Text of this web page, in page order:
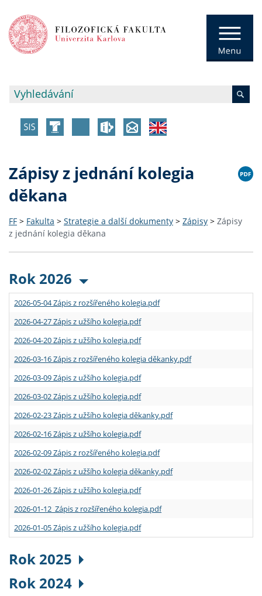
Zápisy z jednání kolegia
děkana
FF > Fakulta > Strategie a další dokumenty > Zápisy > Zápisy
z jednání kolegia děkana
Rok 2026
2026-05-04 Zápis z rozšířeného kolegia.pdf
2026-04-27 Zápis z užšího kolegia.pdf
2026-04-20 Zápis z užšího kolegia.pdf
2026-03-16 Zápis z rozšířeného kolegia děkanky.pdf
2026-03-09 Zápis z užšího kolegia.pdf
2026-03-02 Zápis z užšího kolegia.pdf
2026-02-23 Zápis z užšího kolegia děkanky.pdf
2026-02-16 Zápis z užšího kolegia.pdf
2026-02-09 Zápis z rozšířeného kolegia.pdf
2026-02-02 Zápis z užšího kolegia děkanky.pdf
2026-01-26 Zápis z užšího kolegia.pdf
2026-01-12 Zápis z rozšířeného kolegia.pdf
2026-01-05 Zápis z užšího kolegia.pdf
Rok 2025
Rok 2024